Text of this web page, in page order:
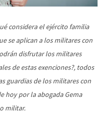
considera el ejército familia
se aplican a los militares con
disfrutar los militares
de estas exenciones?, todos
guardias de los militares con
hoy por la abogada Gema
militar.